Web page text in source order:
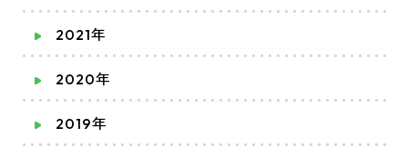
2021年
2020年
2019年